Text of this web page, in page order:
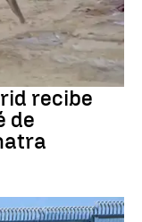
recibe
de